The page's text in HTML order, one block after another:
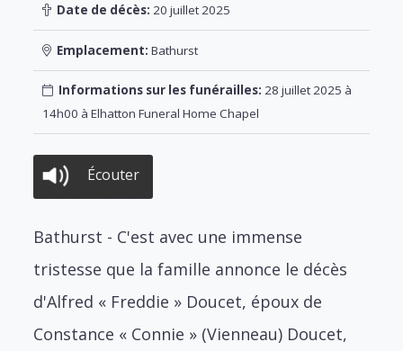
Date de décès: 20 juillet 2025
Emplacement: Bathurst
Informations sur les funérailles: 28 juillet 2025 à
14h00 à Elhatton Funeral Home Chapel
Écouter
Bathurst - C'est avec une immense
tristesse que la famille annonce le décès
d'Alfred « Freddie » Doucet, époux de
Constance « Connie » (Vienneau) Doucet,